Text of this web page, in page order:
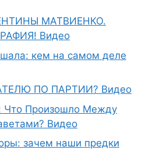
МАТВИЕНКО.
Видео
кем на самом деле
ПО ПАРТИИ? Видео
Что Произошло Между
Видео
зачем наши предки